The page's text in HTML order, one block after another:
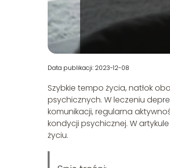
Data publikacji: 2023-12-08
Szybkie tempo życia, natłok
psychicznych. W leczeniu
komunikacji, regularna
kondycji psychicznej. W
życiu.